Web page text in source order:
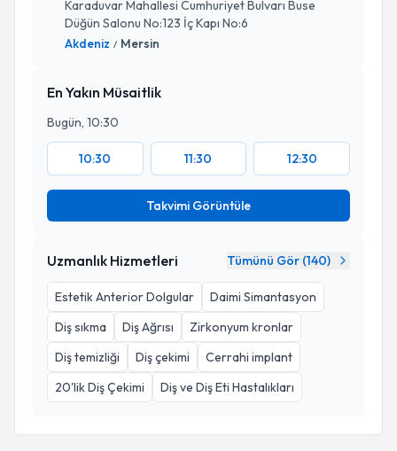
Karaduvar Mahallesi Cumhuriyet Bulvarı Buse
Düğün Salonu No:123 İç Kapı No:6
Akdeniz / Mersin
En Yakın Müsaitlik
Bugün, 10:30
10:30 11:30 12:30
Takvimi Görüntüle
Uzmanlık Hizmetleri Tümünü Gör (140)
Estetik Anterior Dolgular
Daimi Simantasyon
Diş sıkma
Diş Ağrısı
Zirkonyum kronlar
Diş temizliği
Diş çekimi
Cerrahi implant
20'lik Diş Çekimi
Diş ve Diş Eti Hastalıkları